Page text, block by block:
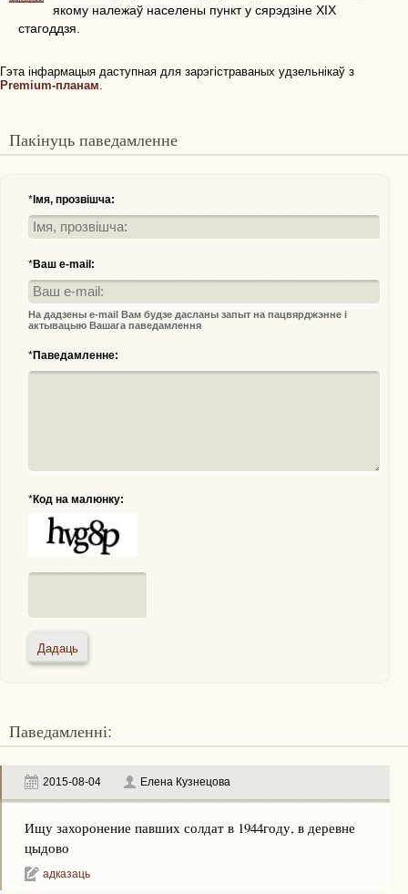
якому належаў населены пункт у сярэдзіне XIX
стагоддзя.
Гэта інфармацыя даступная для зарэгістраваных удзельнікаў з
Premium-планам.
Пакінуць паведамленне
* Імя, прозвішча:
*Ваш e-mail:
На дадзены e-mail Вам будзе дасланы запыт на пацвярджэнне і
актывацыю Вашага паведамлення
*Паведамленне:
*Код на малюнку:
Паведамленні:
2015-08-04 Елена Кузнецова
Ищу захоронение павших солдат в 1944году, в деревне
цыдово
адказаць